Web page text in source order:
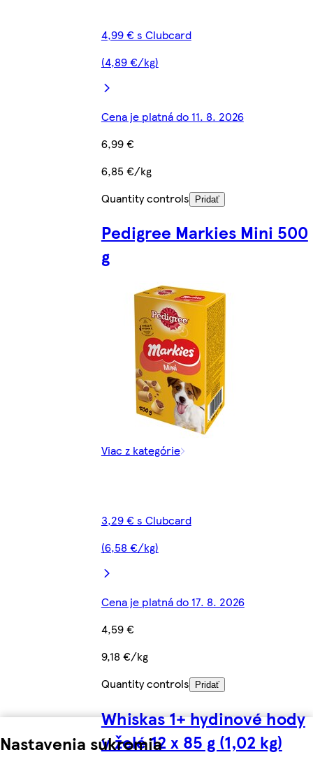
Nastavenia súkromia
4,99 € s Clubcard
(4,89 €/kg)
Cena je platná do 11. 8. 2026
6,99 €
6,85 €/kg
Quantity controls
Pridať
Pedigree Markies Mini 500
g
Viac z kategórie
3,29 € s Clubcard
(6,58 €/kg)
Cena je platná do 17. 8. 2026
4,59 €
9,18 €/kg
Quantity controls
Pridať
Whiskas 1+ hydinové hody
v želé 12 x 85 g (1,02 kg)